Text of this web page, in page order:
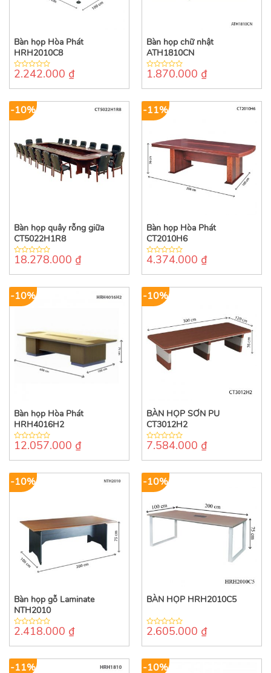
Bàn họp Hòa Phát
HRH2010C8
0
of
2.242.000 ₫
Bàn họp chữ nhật
ATH1810CN
0
of
1.870.000 ₫
-10%
Bàn họp quây rỗng giữa
CT5022H1R8
0
of
18.278.000 ₫
-11%
Bàn họp Hòa Phát
CT2010H6
0
of
4.374.000 ₫
-10%
Bàn họp Hòa Phát
HRH4016H2
0
of
12.057.000 ₫
-10%
BÀN HỌP SƠN PU
CT3012H2
0
of
7.584.000 ₫
-10%
Bàn họp gỗ Laminate
NTH2010
0
of
2.418.000 ₫
-10%
BÀN HỌP HRH2010C5
0
of
2.605.000 ₫
-11% -10%